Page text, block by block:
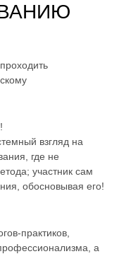
взгляд на
где не
участник сам
обосновывая его!
практиков,
а